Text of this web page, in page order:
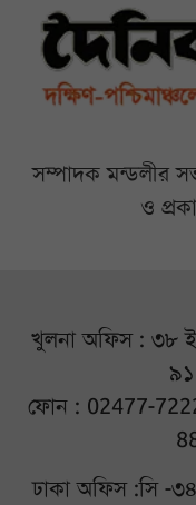
সম্পাদক মন্ডলীর
ও
খুলনা অফিস : ৩৮
ফোন : 02477-
ঢাকা অফিস :সি -